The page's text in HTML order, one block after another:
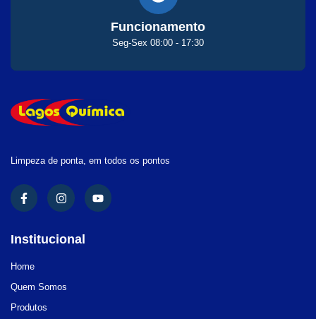
Funcionamento
Seg-Sex 08:00 - 17:30
Limpeza de ponta, em todos os pontos
Institucional
Home
Quem Somos
Produtos